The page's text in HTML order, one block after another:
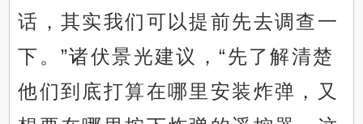
话，其实我们可以提前先去调查一
下。”诸伏景光建议，“先了解清楚
他们到底打算在哪里安装炸弹，又